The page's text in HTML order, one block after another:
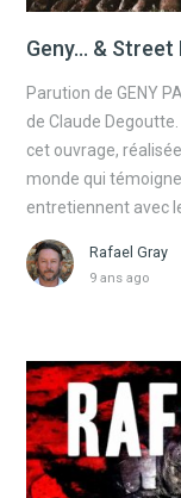
Geny… & Street
Parution de GENY
de Claude
cet ouvrage,
monde qui
entretiennent avec
Rafael Gray
9 ans ago